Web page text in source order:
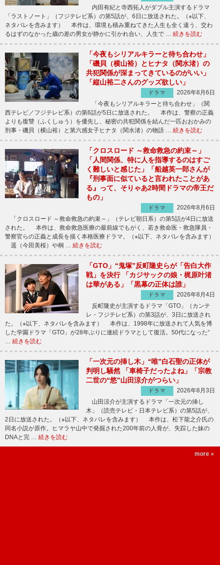
内田有紀と寺西拓人がダブル主演するドラマ
「ラストノート」（フジテレビ系）の第5話が、6日に放送された。（※以下、
ネタバレを含みます） 本作は、環境も積み重ねてきた人生も全く違う、交わ
るはずのなかった歳の差の男女が静かに引かれ合い、人生で … 続きを読む
「今夜もシリアルキラーと待ち合わせ」
「磯貝（横山裕）とヒナタ（関水渚）の
共犯関係が深まってきているのがいい」
「縦山裕二さんのグッズ欲しい」
ドラマ
2026年8月6日
「今夜もシリアルキラーと待ち合わせ」（関
西テレビ／フジテレビ系）の第6話が5日に放送された。 本作は、警察の正義
よりも復讐（ふくしゅう）を優先し、秘密の共犯関係を結んだ一匹おおかみの
刑事・磯貝（横山裕）と第六感女子ヒナタ（関水渚）の物語 … 続きを読む
「クロスロード ～救命救急の約束～」
「人間関係、特に人を指導するのはすご
く難しいと感じた」「船越英一郎さんが
『刑事面に似ていると言われたことがあ
る』って、そりゃあ2時間ドラマの帝王だ
もの」
ドラマ
2026年8月6日
「クロスロード ～救命救急の約束～」（テレビ朝日系）の第5話が4日に放送
された。 本作は、救命救急医療の最前線でもがく、若き救命医・救急隊員・
警察官らの正義と成長を描く本格医療ドラマ。（※以下、ネタバレを含みます）
遥（今田美桜）や桐 … 続きを読む
「GTO」“鬼塚”反町隆史らが「告白大作
戦」を決行 「カジサックの娘・梶原叶渚
は華がある」「黒幕の正体は誰」
ドラマ
2026年8月4日
反町隆史が主演するドラマ「GTO」（カンテ
レ・フジテレビ系）の第3話が、3日に放送され
た。（※以下、ネタバレを含みます） 本作は、1998年に放送されて人気を博
した学園ドラマ「GTO」が28年ぶりに連続ドラマとして復活。50代になった“
続きを読む
「一次元の挿し木」“唯”白石聖の正体が
判明し騒然 「車椅子だったよね」「宗教
二世の“悠”山田涼介がつらい」
ドラマ
2026年8月3日
山田涼介が主演するドラマ「一次元の挿し
木」（読売テレビ・日本テレビ系）の第5話が、
2日に放送された。（※以下、ネタバレを含みます） 本作は、松下龍之介氏の
同名小説が原作。ヒマラヤ山中で発掘された200年前の人骨が、失踪した妹の
DNAと完 … 続きを読む
more »